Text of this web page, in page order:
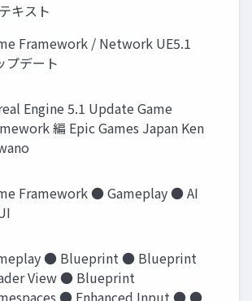
キスト
Framework / Network UE5.1
プデート
Engine 5.1 Update Game
編 Epic Games Japan Ken
Framework ● Gameplay ● AI
● Blueprint ● Blueprint
View ● Blueprint